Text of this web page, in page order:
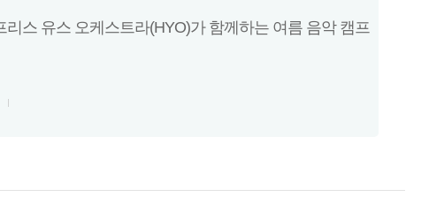
스 유스 오케스트라(HYO)가 함께하는 여름 음악 캠프